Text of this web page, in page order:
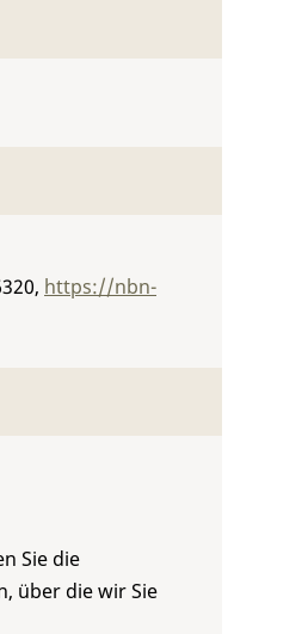
, https://nbn-
Sie die
über die wir Sie